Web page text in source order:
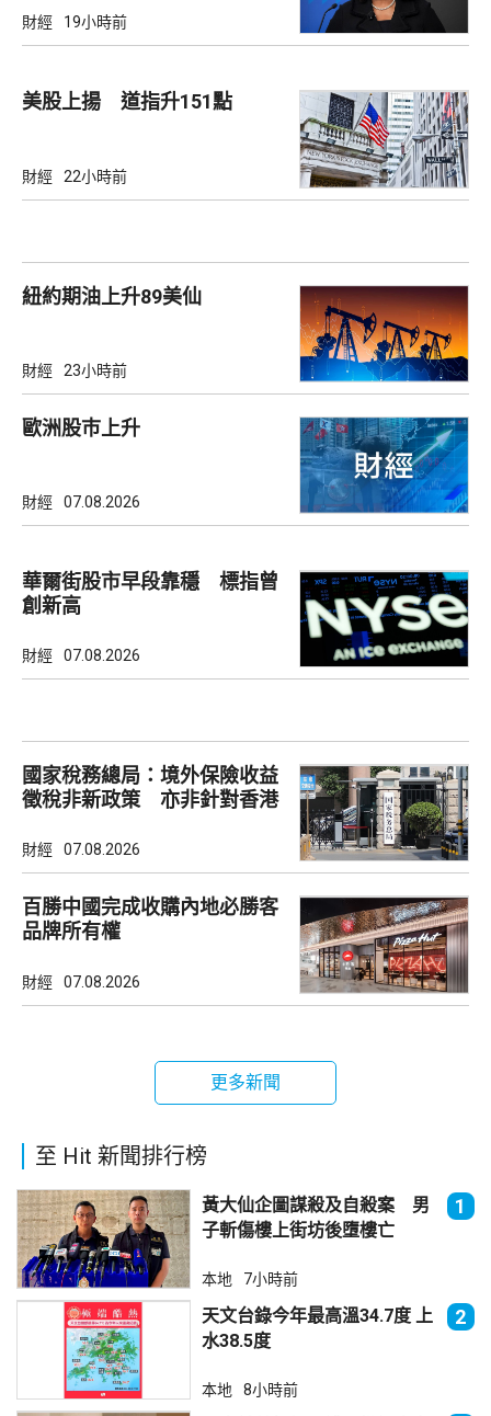
財經 19小時前
美股上揚 道指升151點
財經 22小時前
紐約期油上升89美仙
財經 23小時前
歐洲股巿上升
財經 07.08.2026
華爾街股市早段靠穩 標指曾
創新高
財經 07.08.2026
國家稅務總局：境外保險收益
徵稅非新政策 亦非針對香港
財經 07.08.2026
百勝中國完成收購內地必勝客
品牌所有權
財經 07.08.2026
更多新聞
至 Hit 新聞排行榜
黃大仙企圖謀殺及自殺案 男
子斬傷樓上街坊後墮樓亡
1
本地 7小時前
天文台錄今年最高溫34.7度 上
水38.5度
2
本地 8小時前